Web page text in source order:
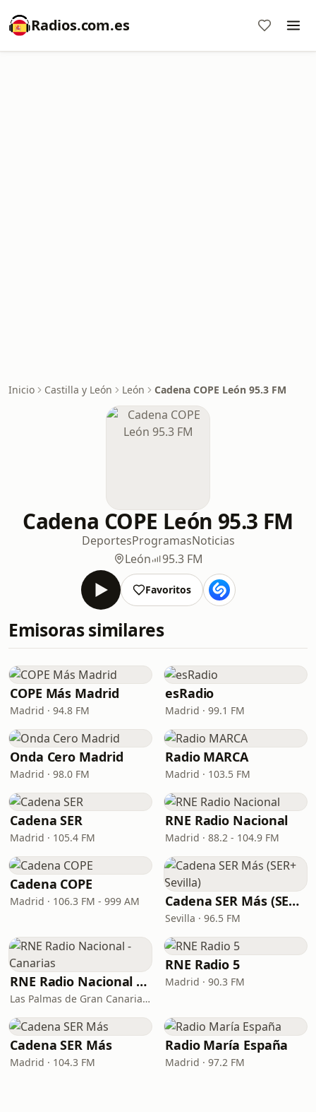
Radios.com.es
Inicio Castilla y León León Cadena COPE León 95.3 FM
Cadena COPE León 95.3 FM
DeportesProgramasNoticias
León
95.3 FM
Favoritos
Emisoras similares
COPE Más Madrid
Madrid · 94.8 FM
esRadio
Madrid · 99.1 FM
Onda Cero Madrid
Madrid · 98.0 FM
Radio MARCA
Madrid · 103.5 FM
Cadena SER
Madrid · 105.4 FM
RNE Radio Nacional
Madrid · 88.2 - 104.9 FM
Cadena COPE
Madrid · 106.3 FM - 999 AM Cadena SER Más (SER+ Sevilla)
Sevilla · 96.5 FM
RNE Radio Nacional - Canarias
Las Palmas de Gran Canaria · 92.8 FM
RNE Radio 5
Madrid · 90.3 FM
Cadena SER Más
Madrid · 104.3 FM
Radio María España
Madrid · 97.2 FM